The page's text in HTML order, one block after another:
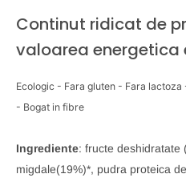
Continut ridicat de
valoarea energetica
Ecologic - Fara gluten - Fara lactoza
- Bogat in fibre
Ingrediente: fructe deshidratate
migdale(19%)*, pudra proteica